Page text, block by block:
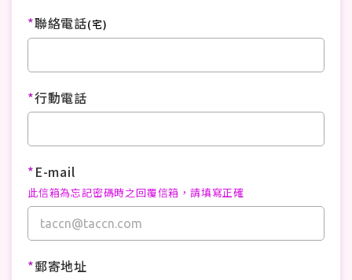
*聯絡電話(宅)
*行動電話
*E-mail
此信箱為忘記密碼時之回覆信箱，請填寫正確
*郵寄地址